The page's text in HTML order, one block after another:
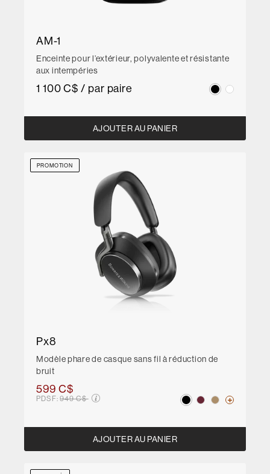
AM-1
Enceinte pour l’extérieur, polyvalente et résistante
aux intempéries
1 100 C$ / par paire
AJOUTER AU PANIER
PROMOTION
Px8
Modèle phare de casque sans fil à réduction de
bruit
599 C$
PDSF: Prix soldé de
949 C$
AJOUTER AU PANIER